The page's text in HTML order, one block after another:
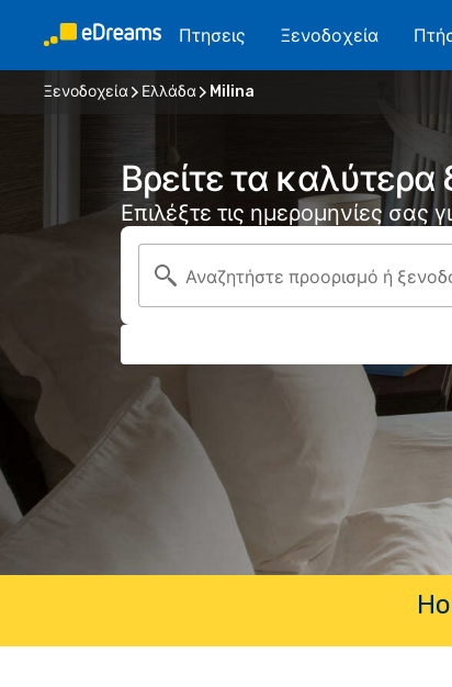
Πτησεις Ξενοδοχεία
Ξενοδοχεία Ελλάδα Milina
Βρείτε τα καλύτερα
Επιλέξτε τις ημερομηνίες σας
Αναζητήστε προορισμό ή